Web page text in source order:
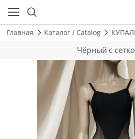
Главная Каталог / Catalog
Чёрный с